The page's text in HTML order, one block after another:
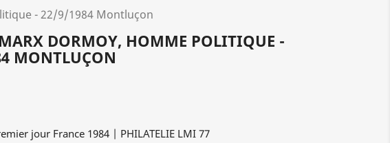
- 22/9/1984 Montluçon
MARX DORMOY, HOMME POLITIQUE -
MONTLUÇON
jour France 1984 | PHILATELIE LMI 77